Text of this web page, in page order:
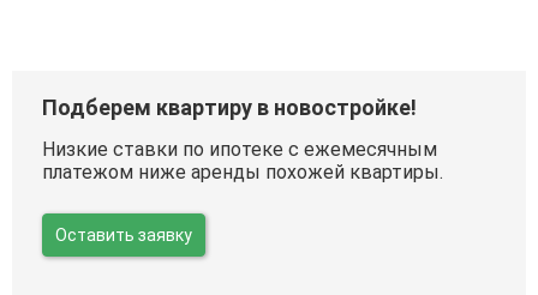
Подберем квартиру в новостройке!
Низкие ставки по ипотеке с ежемесячным
платежом ниже аренды похожей квартиры.
Оставить заявку